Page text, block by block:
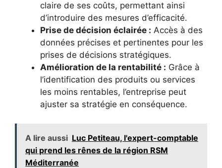
claire de ses coûts, permettant ainsi
d’introduire des mesures d’efficacité.
Prise de décision éclairée : Accès à des
données précises et pertinentes pour les
prises de décisions stratégiques.
Amélioration de la rentabilité : Grâce à
l’identification des produits ou services
les moins rentables, l’entreprise peut
ajuster sa stratégie en conséquence.
A lire aussi Luc Petiteau, l'expert-comptable
qui prend les rênes de la région RSM
Méditerranée